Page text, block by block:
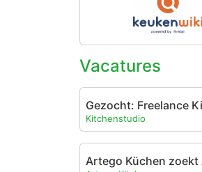
Vacatures
Gezocht: Freelance
Kitchenstudio
Artego Küchen zoekt